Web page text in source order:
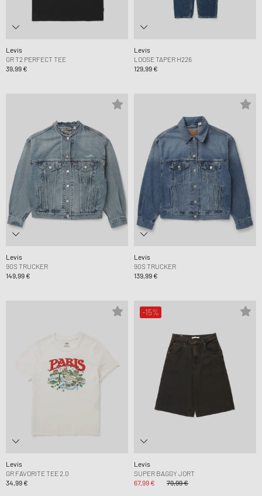
Levis
GR T2 PERFECT TEE
39,99 €
Levis
LOOSE TAPER H226
129,99 €
Levis
90S TRUCKER
149,99 €
Levis
90S TRUCKER
139,99 €
Levis
GR FAVORITE TEE 2.0
34,99 €
-15%
Levis
SUPER BAGGY JORT
67,99 €
79,99 €